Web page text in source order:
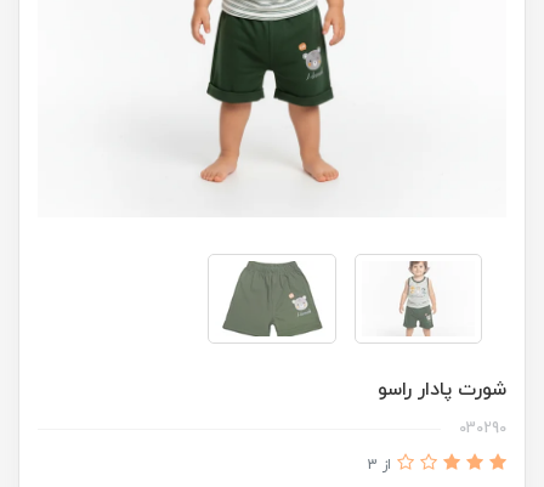
شورت پادار راسو
030290
از 3